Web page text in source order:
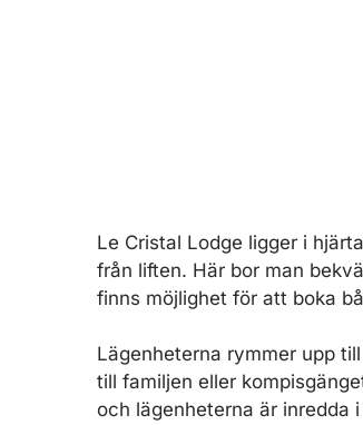
Le Cristal Lodge ligger i
från liften. Här bor man
finns möjlighet för att boka
Lägenheterna rymmer upp
till familjen eller
och lägenheterna är inredda